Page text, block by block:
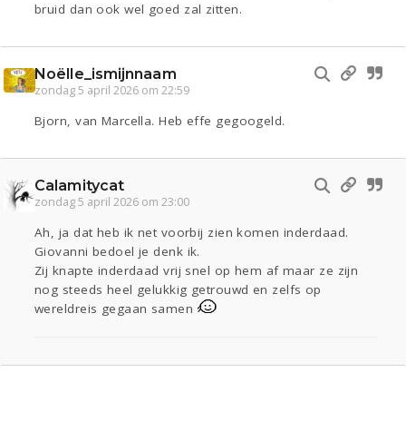
bruid dan ook wel goed zal zitten.
Noëlle_ismijnnaam
zondag 5 april 2026 om 22:59
Bjorn, van Marcella. Heb effe gegoogeld.
Calamitycat
zondag 5 april 2026 om 23:00
Ah, ja dat heb ik net voorbij zien komen inderdaad.
Giovanni bedoel je denk ik.
Zij knapte inderdaad vrij snel op hem af maar ze zijn
nog steeds heel gelukkig getrouwd en zelfs op
wereldreis gegaan samen